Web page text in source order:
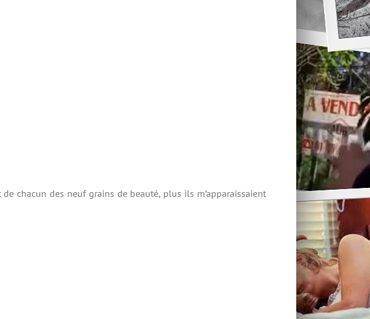
chacun des neuf grains de beauté, plus ils m’apparaissaient